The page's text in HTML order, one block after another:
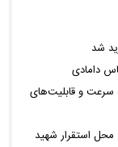
شد
دامادی
سرعت و قابلیت‌های
محل استقرار شهید